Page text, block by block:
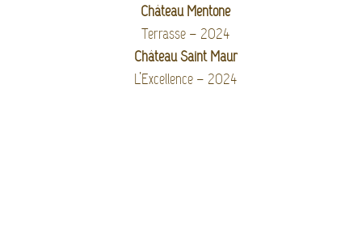
Château Mentone
Terrasse – 2024
Château Saint Maur
L’Excellence – 2024